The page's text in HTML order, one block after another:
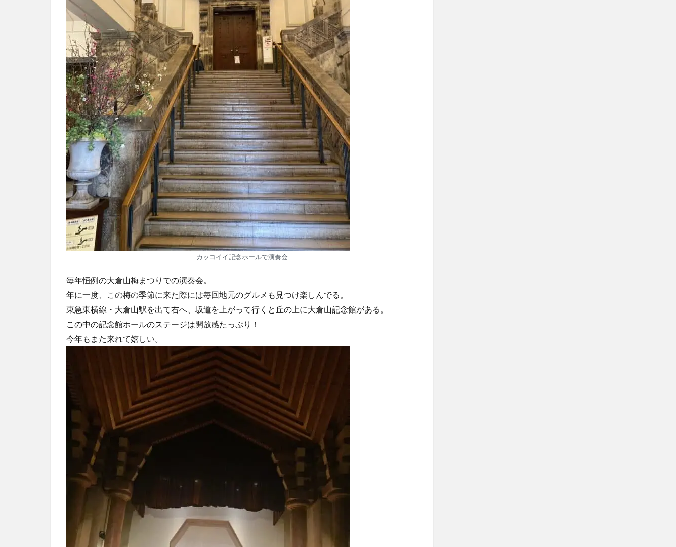
カッコイイ記念ホールで演奏会
毎年恒例の大倉山梅まつりでの演奏会。
年に一度、この梅の季節に来た際には毎回地元のグルメも見つけ楽しんでる。
東急東横線・大倉山駅を出て右へ、坂道を上がって行くと丘の上に大倉山記念館がある。
この中の記念館ホールのステージは開放感たっぷり！
今年もまた来れて嬉しい。